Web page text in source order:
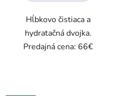
Hĺbkovo čistiaca a
hydratačná dvojka.
Predajná cena: 66€